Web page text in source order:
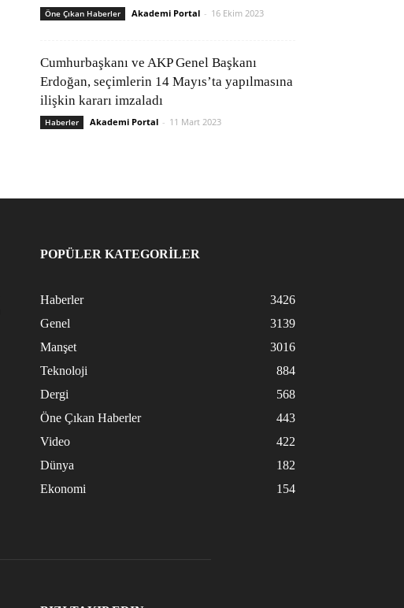
Öne Çıkan Haberler Akademi Portal - 16 Ekim 2023
Cumhurbaşkanı ve AKP Genel Başkanı
Erdoğan, seçimlerin 14 Mayıs’ta yapılmasına
ilişkin kararı imzaladı
Haberler Akademi Portal - 11 Mart 2023
POPÜLER KATEGORİLER
Haberler
3426
Genel
3139
Manşet
3016
Teknoloji
884
Dergi
568
Öne Çıkan Haberler
443
Video
422
Dünya
182
Ekonomi
154